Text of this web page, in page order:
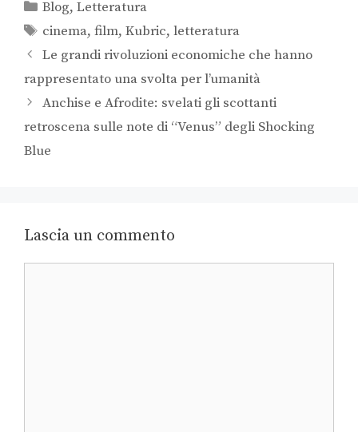
Blog,Letteratura
cinema,film,Kubric,letteratura
Le grandi rivoluzioni economiche che hanno
rappresentato una svolta per l’umanità
Anchise e Afrodite: svelati gli scottanti
retroscena sulle note di “Venus” degli Shocking
Blue
Lascia un commento